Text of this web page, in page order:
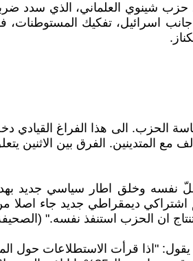
العلماني، الذي سدد
اسرائيل، تفكيك
سريد من رئاسة الحزب. الى هذا الفراغ
المتدينين. الفرق بين الاثنين
وخلق اطار سياسي جديد
ديمقراطي جديد جاء اصلا
استنفذ نفسه." (الصحيفة المحلية